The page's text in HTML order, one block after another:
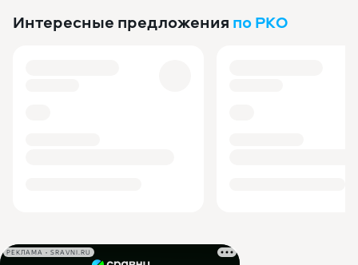
Интересные предложения по РКО
РЕКЛАМА • SRAVNI.RU